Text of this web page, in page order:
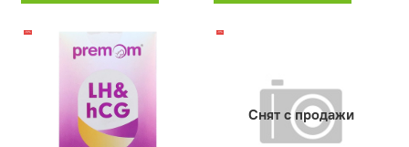
-19%
Снят с продажи
-11%